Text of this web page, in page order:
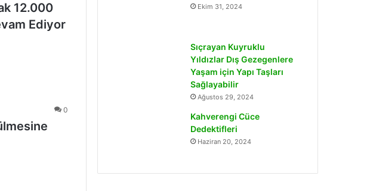
12.000
Ediyor
0
Ekim 31, 2024
Sıçrayan Kuyruklu
Yıldızlar Dış Gezegenlere
Yaşam için Yapı Taşları
Sağlayabilir
Ağustos 29, 2024
Kahverengi Cüce
Dedektifleri
Haziran 20, 2024